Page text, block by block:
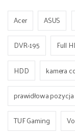
Acer ASUS
DVR-195
Full
HDD
kamera
prawidłowa pozycja
TUF Gaming